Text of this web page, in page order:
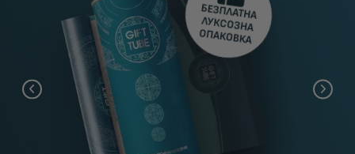
БЕЗПЛАТНА
ЛУКСОЗНА
ОПАКОВКА